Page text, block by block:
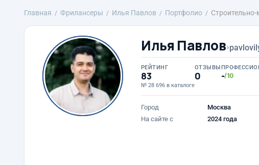
Главная Фрилансеры Илья Павлов Портфолио
Илья Павлов›
РЕЙТИНГ
83
№ 28 696 в каталоге
ОТЗЫВЫ
0 -/10
Город
Москва
На сайте с
2024 года